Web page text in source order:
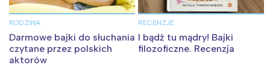
RODZINA
Darmowe bajki do słuchania
czytane przez polskich
aktorów
RECENZJE
I bądź tu mądry! Bajki
filozoficzne. Recenzja